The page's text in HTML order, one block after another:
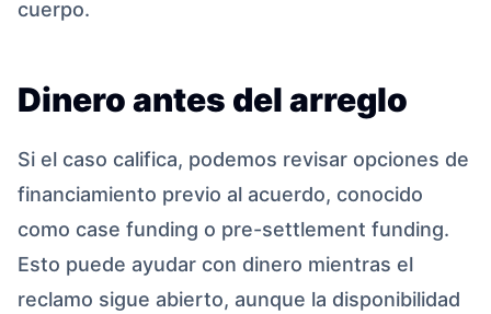
cuerpo.
Dinero antes del arreglo
Si el caso califica, podemos revisar opciones de
financiamiento previo al acuerdo, conocido
como case funding o pre-settlement funding.
Esto puede ayudar con dinero mientras el
reclamo sigue abierto, aunque la disponibilidad